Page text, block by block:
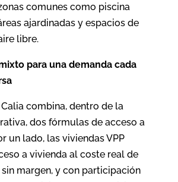
comunes como piscina
ajardinadas y espacios de
libre.
para una demanda cada
combina, dentro de la
dos fórmulas de acceso a
un lado, las viviendas VPP
a vivienda al coste real de
margen, y con participación